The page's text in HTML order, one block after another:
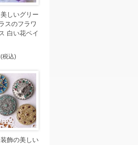
しいグリー
スのフラワ
白い花ペイ
税込)
飾の美しい